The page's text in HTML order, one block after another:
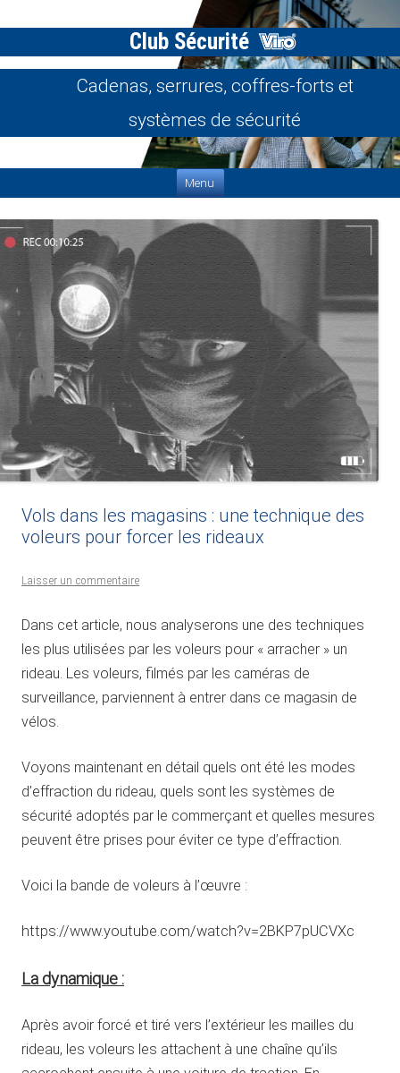
Club Sécurité
Cadenas, serrures, coffres-forts et
systèmes de sécurité
Menu
Vols dans les magasins : une technique des
voleurs pour forcer les rideaux
Laisser un commentaire
Dans cet article, nous analyserons une des techniques
les plus utilisées par les voleurs pour « arracher » un
rideau. Les voleurs, filmés par les caméras de
surveillance, parviennent à entrer dans ce magasin de
vélos.
Voyons maintenant en détail quels ont été les modes
d’effraction du rideau, quels sont les systèmes de
sécurité adoptés par le commerçant et quelles mesures
peuvent être prises pour éviter ce type d’effraction.
Voici la bande de voleurs à l’œuvre :
https://www.youtube.com/watch?v=2BKP7pUCVXc
La dynamique :
Après avoir forcé et tiré vers l’extérieur les mailles du
rideau, les voleurs les attachent à une chaîne qu’ils